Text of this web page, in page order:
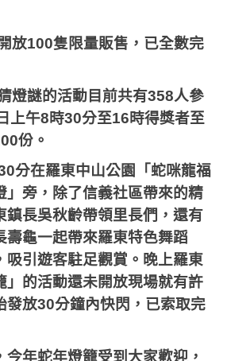
放100隻限量販售，已全數完
燈謎的活動目前共有358人參
日上午8時30分至16時得獎者至
份。
分在羅東中山公園「蛇咪龍福
」旁，除了信義社區帶來的精
鎮長吳秋齡帶領里長們，還有
壽龜一起帶來羅東特色舞蹈
吸引遊客駐足觀賞。晚上羅東
」的活動還未開放現場就有許
發放30分鐘內快閃，已索取完
今年蛇年燈籠受到大家歡迎，